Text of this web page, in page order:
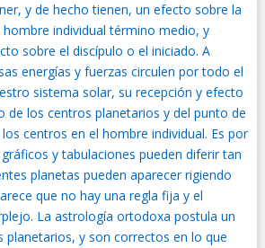
y de hecho tienen, un efecto sobre la
individual término medio, y
sobre el discípulo o el iniciado. A
energías y fuerzas circulen por todo el
sistema solar, su recepción y efecto
de los centros planetarios y del punto de
centros en el hombre individual. Es por
y tabulaciones pueden diferir tan
planetas pueden aparecer rigiendo
que no hay una regla fija y el
La astrología ortodoxa postula un
planetarios, y son correctos en lo que